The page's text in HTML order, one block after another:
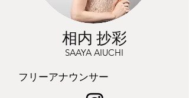
相内 抄彩
SAAYA AIUCHI
​フリーアナウンサー